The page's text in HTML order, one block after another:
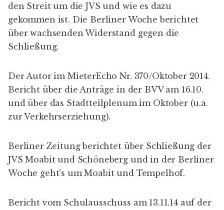
den Streit um die JVS und wie es dazu
gekommen ist. Die Berliner Woche berichtet
über wachsenden Widerstand gegen die
Schließung.
Der Autor im MieterEcho Nr. 370/Oktober 2014.
Bericht über die Anträge in der BVV am 16.10.
und über das Stadtteilplenum im Oktober(u.a.
zur Verkehrserziehung).
Berliner Zeitungberichtet über Schließung der
JVS Moabit und Schöneberg und in der Berliner
Woche geht's um Moabit und Tempelhof.
Bericht vom Schulausschuss am 13.11.14 auf der